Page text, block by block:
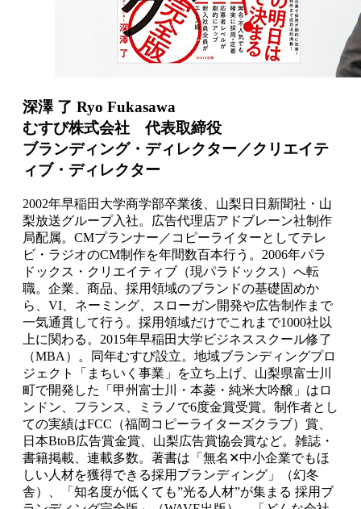
深澤 了 Ryo Fukasawa
むすび株式会社 代表取締役
ブランディング・ディレクター／クリエイテ
ィブ・ディレクター
2002年早稲田大学商学部卒業後、山梨日日新聞社・山
梨放送グループ入社。広告代理店アドブレーン社制作
局配属。CMプランナー／コピーライターとしてテレ
ビ・ラジオのCM制作を年間数百本行う。2006年パラ
ドックス・クリエイティブ（現パラドックス）へ転
職。企業、商品、採用領域のブランドの基礎固めか
ら、VI、ネーミング、スローガン開発や広告制作まで
一気通貫して行う。採用領域だけでこれまで1000社以
上に関わる。2015年早稲田大学ビジネススクール修了
（MBA）。同年むすび設立。地域ブランディングプロ
ジェクト「まちいく事業」を立ち上げ、山梨県富士川
町で開発した「甲州富士川・本菱・純米大吟醸」はロ
ンドン、フランス、ミラノで6度金賞受賞。制作者とし
ての実績はFCC（福岡コピーライターズクラブ）賞、
日本BtoB広告賞金賞、山梨広告賞協会賞など。雑誌・
書籍掲載、連載多数。著書は「無名✕中小企業でもほ
しい人材を獲得できる採用ブランディング」（幻冬
舎）、「知名度が低くても”光る人材”が集まる 採用ブ